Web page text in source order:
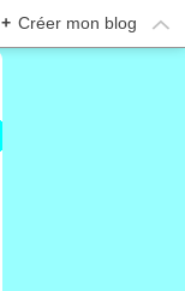
+ Créer mon blog